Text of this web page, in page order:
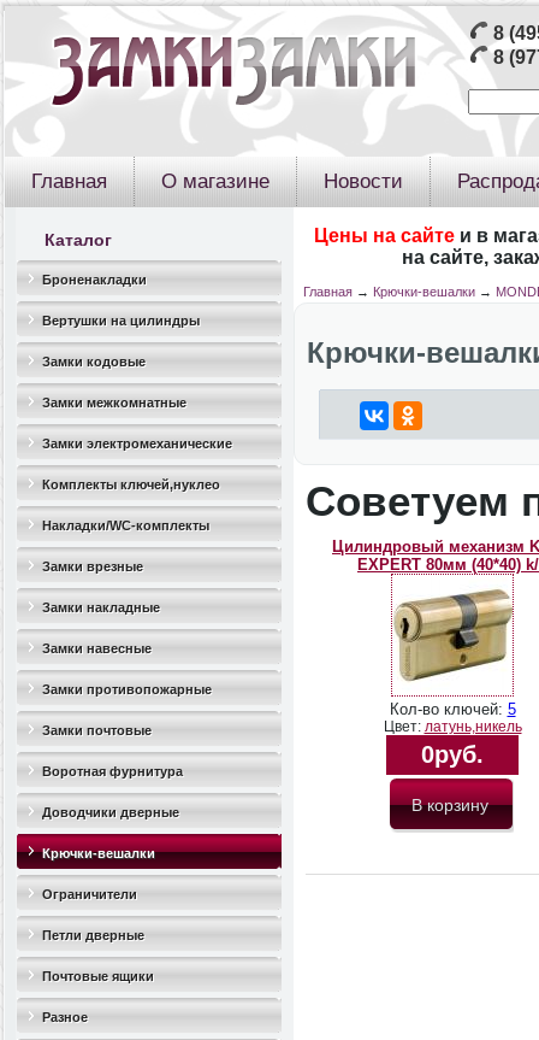
8
8
Главная О магазине Новости
Каталог
Броненакладки
Вертушки на цилиндры
Замки кодовые
Замки межкомнатные
Замки электромеханические
Комплекты ключей,нуклео
Накладки/WC-комплекты
Замки врезные
Замки накладные
Замки навесные
Замки противопожарные
Замки почтовые
Воротная фурнитура
Доводчики дверные
Крючки-вешалки
Ограничители
дверные(стопоры)
Петли дверные
Почтовые ящики
Разное
Цены на сайте и в
на сайте,
Главная→ Крючки-вешалки→
Крючки-
Советуем
Цилиндровый механизм
EXPERT 80мм (40*40)
Кол-во ключей: 5
Цвет: латунь,никель
0руб.